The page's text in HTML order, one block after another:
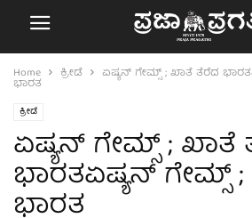
Home ಕ್ರೀಡೆ ಏಷ್ಯನ್ ಗೇಮ್ಸ್ ; ಖಾತೆ ತೆರೆದ
ಭಾರತ
ಕ್ರೀಡೆ
ಏಷ್ಯನ್ ಗೇಮ್ಸ್ ; ಖಾತೆ
ಭಾರತಏಷ್ಯನ್ ಗೇಮ್ಸ್
ಭಾರತ